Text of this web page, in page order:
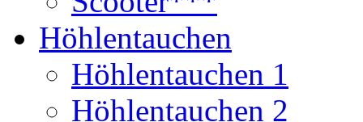
Höhlentauchen
Höhlentauchen 1
Höhlentauchen 2